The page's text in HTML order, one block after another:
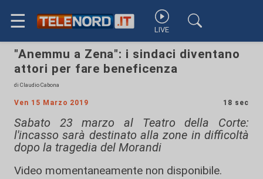
☰ LIVE
"Anemmu a Zena": i sindaci diventano
attori per fare beneficenza
di Claudio Cabona
Ven 15 Marzo 2019 18 sec
Sabato 23 marzo al Teatro della Corte:
l'incasso sarà destinato alla zone in difficoltà
dopo la tragedia del Morandi
Video momentaneamente non disponibile.